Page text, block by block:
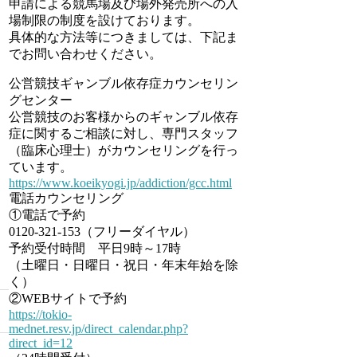
申請による競馬場及び場外発売所への入
場制限の制度を設けております。
具体的な方法等につきましては、下記ま
でお問い合わせください。
公営競技ギャンブル依存症カウンセリン
グセンター
公営競技のお客様からのギャンブル依存
症に関するご相談に対し、専門スタッフ
（臨床心理士）がカウンセリングを行っ
ています。
https://www.koeikyogi.jp/addiction/gcc.html
電話カウンセリング
①電話で予約
0120-321-153（フリーダイヤル）
予約受付時間 平日9時～17時
（土曜日・日曜日・祝日・年末年始を除
く）
②WEBサイトで予約
https://tokio-
mednet.resv.jp/direct_calendar.php?
direct_id=12